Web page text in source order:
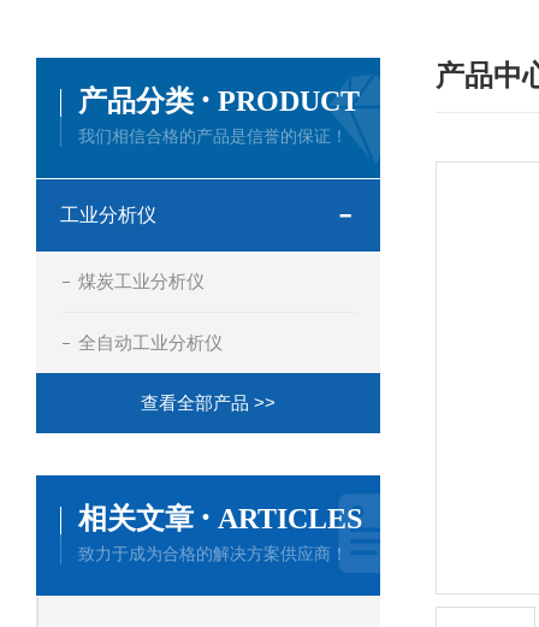
产品中
产品分类 · PRODUCT
我们相信合格的产品是信誉的保证！
工业分析仪
煤炭工业分析仪
全自动工业分析仪
查看全部产品 >>
相关文章 · ARTICLES
致力于成为合格的解决方案供应商！